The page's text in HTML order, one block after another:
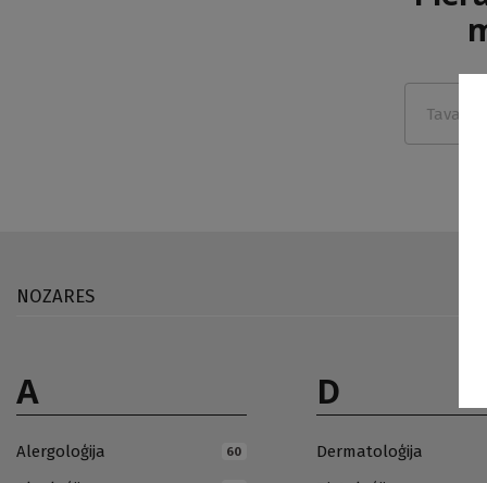
NOZARES
A
Alergoloģija 60
D
Dermatoloģija